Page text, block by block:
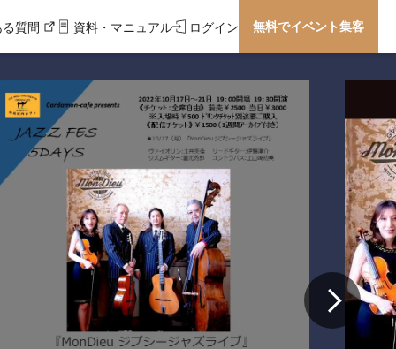
る質問 資料・マニュアル ログイン 無料でイベント集客